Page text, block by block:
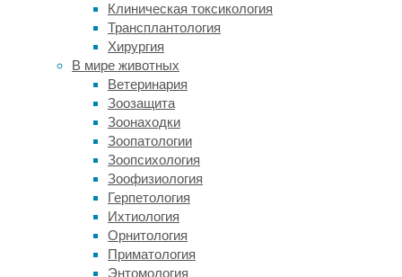
Клиническая токсикология
Трансплантология
Хирургия
В мире животных
Ветеринария
Зоозащита
Зоонаходки
Зоопатологии
Зоопсихология
Зоофизиология
Герпетология
Ихтиология
Орнитология
Приматология
Энтомология
Кэйт
лейкемия
и
ей
требуется
пересадка
почки,
за
чем
она
обращается
своей